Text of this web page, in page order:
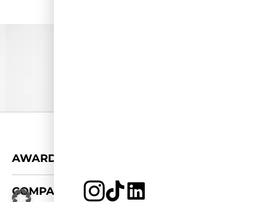
AWARDS
COMPANY JETZT BEWERBEN